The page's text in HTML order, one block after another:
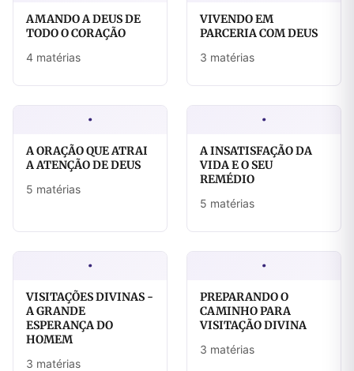
AMANDO A DEUS DE
TODO O CORAÇÃO
4 matérias
VIVENDO EM
PARCERIA COM DEUS
3 matérias
·
A ORAÇÃO QUE ATRAI
A ATENÇÃO DE DEUS
5 matérias
·
A INSATISFAÇÃO DA
VIDA E O SEU
REMÉDIO
5 matérias
·
VISITAÇÕES DIVINAS -
A GRANDE
ESPERANÇA DO
HOMEM
3 matérias
·
PREPARANDO O
CAMINHO PARA
VISITAÇÃO DIVINA
3 matérias